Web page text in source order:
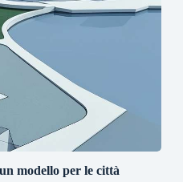
modello per le città